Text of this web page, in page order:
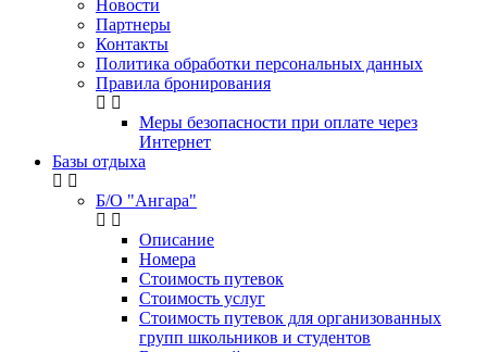
Новости
Партнеры
Контакты
Политика обработки персональных данных
Правила бронирования
Меры безопасности при оплате через
Интернет
Базы отдыха
Б/О "Ангара"
Описание
Номера
Стоимость путевок
Стоимость услуг
Стоимость путевок для организованных
групп школьников и студентов